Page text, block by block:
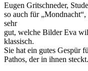
Eugen Gritschneder,
so auch für
sehr
gut, welche Bilder Eva
klassisch.
Sie hat ein gutes Gespür
Pathos, der in ihnen